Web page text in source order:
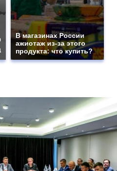
В магазинах России
ажиотаж из-за этого
продукта: что купить?